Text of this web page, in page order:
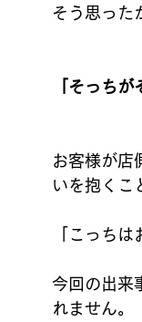
そう思った
「そっち
お客様が店
いを抱くこ
「こっち
今回の出来
れません。